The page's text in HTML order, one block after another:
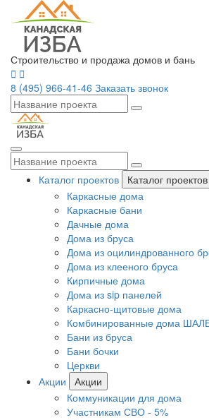
Строительство и продажа домов и бань
8 (495) 966-41-46 Заказать звонок
Каталог проектов
Каталог проектов
Каркасные дома
Каркасные бани
Дачные дома
Дома из бруса
Дома из оцилиндрованного
Дома из клееного бруса
Кирпичные дома
Дома из sip панелей
Каркасно-щитовые дома
Комбинированные дома
Бани из бруса
Бани бочки
Церкви
Акции
Акции
Коммуникации для дома
Участникам СВО - 5%